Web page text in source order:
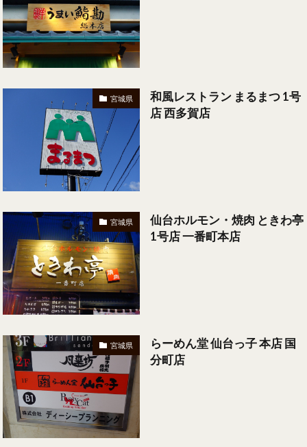
宮城県
和風レストラン まるまつ 1号
店 西多賀店
宮城県
仙台ホルモン・焼肉 ときわ亭
1号店 一番町本店
宮城県
らーめん堂 仙台っ子 本店 国
分町店